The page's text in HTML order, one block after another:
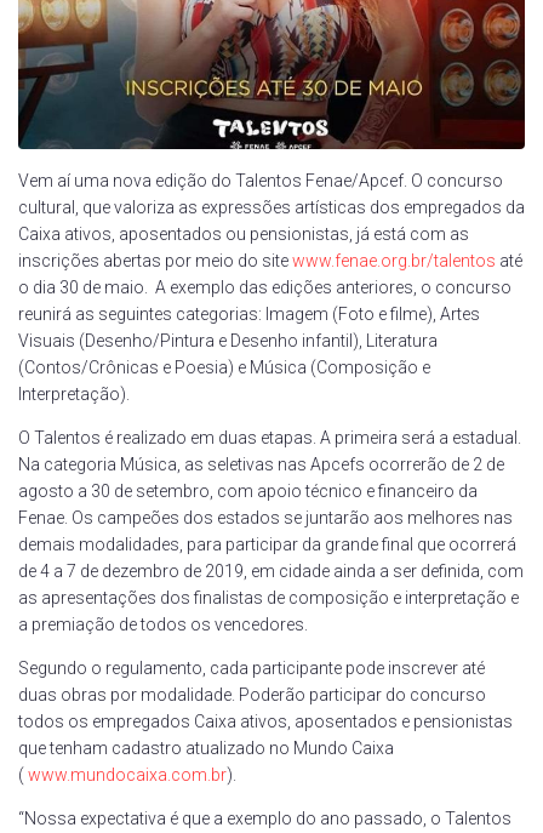
Vem aí uma nova edição do Talentos Fenae/Apcef. O concurso
cultural, que valoriza as expressões artísticas dos empregados da
Caixa ativos, aposentados ou pensionistas, já está com as
inscrições abertas por meio do sitewww.fenae.org.br/talentos até
o dia 30 de maio. A exemplo das edições anteriores, o concurso
reunirá as seguintes categorias: Imagem (Foto e filme), Artes
Visuais (Desenho/Pintura e Desenho infantil), Literatura
(Contos/Crônicas e Poesia) e Música (Composição e
Interpretação).
O Talentos é realizado em duas etapas. A primeira será a estadual.
Na categoria Música, as seletivas nas Apcefs ocorrerão de 2 de
agosto a 30 de setembro, com apoio técnico e financeiro da
Fenae. Os campeões dos estados se juntarão aos melhores nas
demais modalidades, para participar da grande final que ocorrerá
de 4 a 7 de dezembro de 2019, em cidade ainda a ser definida, com
as apresentações dos finalistas de composição e interpretação e
a premiação de todos os vencedores.
Segundo o regulamento, cada participante pode inscrever até
duas obras por modalidade. Poderão participar do concurso
todos os empregados Caixa ativos, aposentados e pensionistas
que tenham cadastro atualizado no Mundo Caixa
( www.mundocaixa.com.br).
“Nossa expectativa é que a exemplo do ano passado, o Talentos